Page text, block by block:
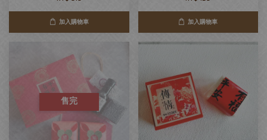
加入購物車 加入購物車
售完